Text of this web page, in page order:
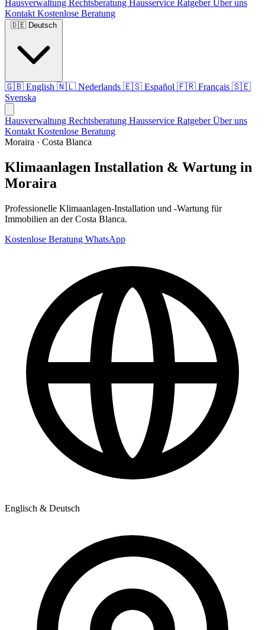
Hausverwaltung Rechtsberatung Hausservice RatgeberÜber uns
Kontakt Kostenlose Beratung
🇩🇪 Deutsch
🇬🇧 English 🇳🇱 Nederlands 🇪🇸 Español 🇫🇷 Français 🇸🇪
Svenska
Hausverwaltung Rechtsberatung Hausservice RatgeberÜber uns
Kontakt Kostenlose Beratung
Moraira · Costa Blanca
Klimaanlagen Installation & Wartung in
Moraira
Professionelle Klimaanlagen-Installation und -Wartung für
Immobilien an der Costa Blanca.
Kostenlose Beratung WhatsApp
Englisch & Deutsch